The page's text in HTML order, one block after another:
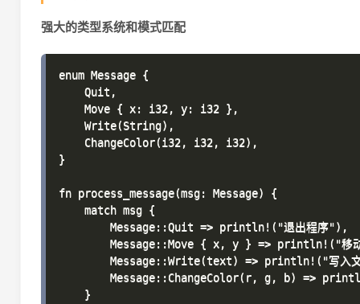
强大的类型系统和模式匹配
enum Message {
    Quit,
    Move { x: i32, y: i32 },
    Write(String),
    ChangeColor(i32, i32, i32),
}
fn process_message(msg: Message) {
    match msg {
        Message::Quit => println!("退出程序"),
Message::Move { x, y } => println!("移
Message::Write(text) => println!("写入
Message::ChangeColor(r, g, b) =>
    }